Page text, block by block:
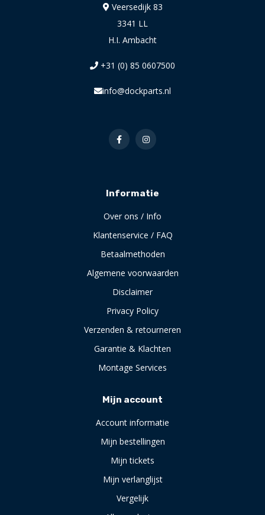
Veersedijk 83
3341 LL
H.I. Ambacht
+31 (0) 85 0607500
info@dockparts.nl
Informatie
Over ons / Info
Klantenservice / FAQ
Betaalmethoden
Algemene voorwaarden
Disclaimer
Privacy Policy
Verzenden & retourneren
Garantie & Klachten
Montage Services
Mijn account
Account informatie
Mijn bestellingen
Mijn tickets
Mijn verlanglijst
Vergelijk